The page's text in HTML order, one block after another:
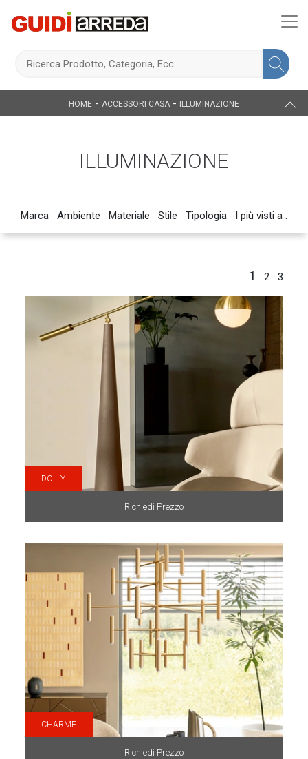
HOME - ACCESSORI CASA - ILLUMINAZIONE
ILLUMINAZIONE
Marca Ambiente Materiale Stile Tipologia I più visti a :
1 2 3
DOLLY
Richiedi Prezzo
CHARME
Richiedi Prezzo